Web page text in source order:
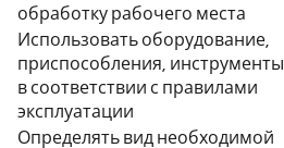
обработку рабочего места
Использовать оборудование,
приспособления, инструменты
в соответствии с правилами
эксплуатации
Определять вид необходимой